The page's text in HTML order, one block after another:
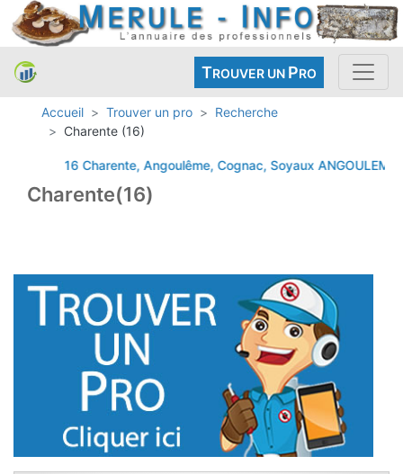
TROUVER UN PRO
Accueil Trouver un pro
Recherche
Charente (16)
16 Charente, Angoulême, Cognac, SoyauxANGOULEME
Charente(16)